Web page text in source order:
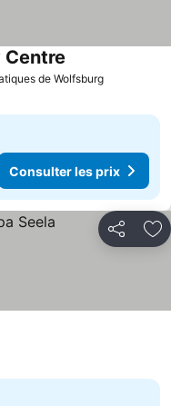
de Wolfsburg
Centre
Consulter les prix
Partager